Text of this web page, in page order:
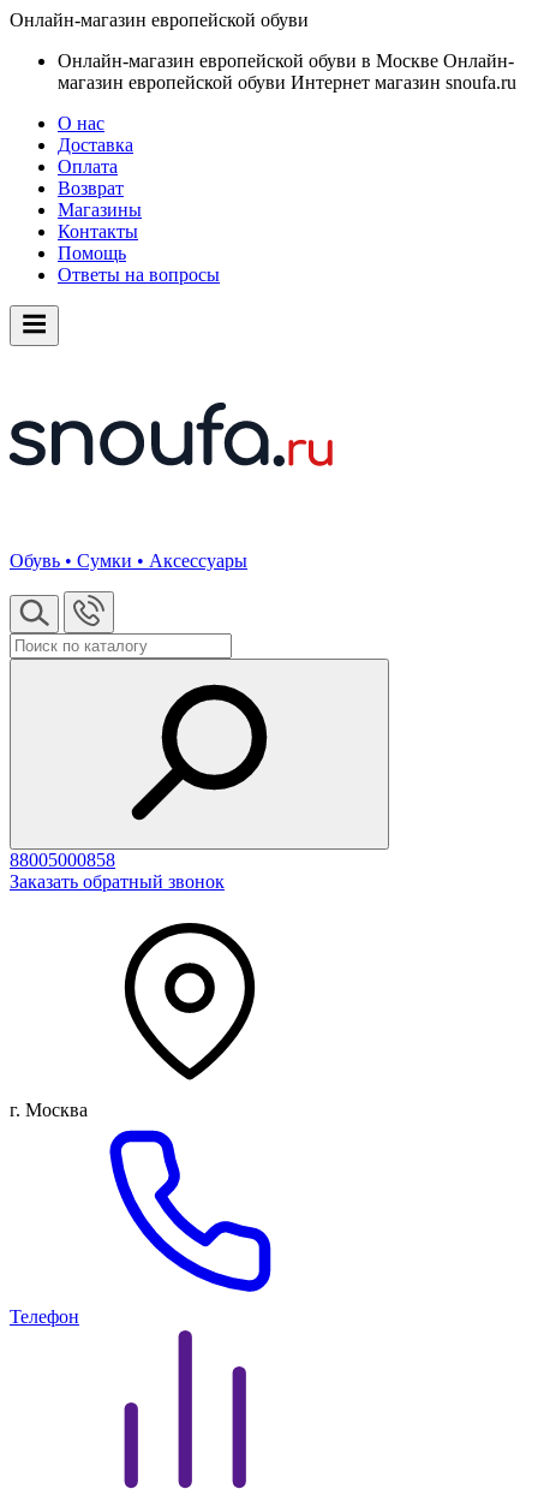
Онлайн-магазин европейской обуви
Онлайн-магазин европейской обуви в Москве Онлайн-
магазин европейской обуви Интернет магазин snoufa.ru
О нас
Доставка
Оплата
Возврат
Магазины
Контакты
Помощь
Ответы на вопросы
Обувь • Сумки • Аксессуары
88005000858
Заказать обратный звонок
г. Москва
Телефон